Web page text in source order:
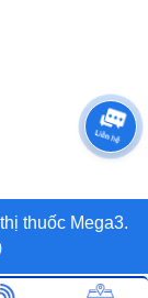
thuốc Mega3.